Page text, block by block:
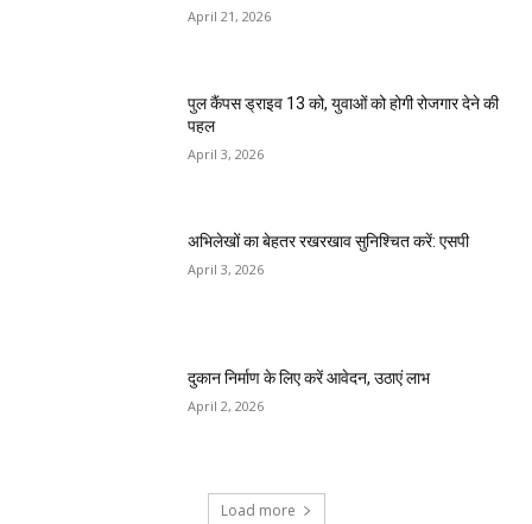
April 21, 2026
पुल कैंपस ड्राइव 13 को, युवाओं को होगी रोजगार देने की
पहल
April 3, 2026
अभिलेखों का बेहतर रखरखाव सुनिश्चित करें: एसपी
April 3, 2026
दुकान निर्माण के लिए करें आवेदन, उठाएं लाभ
April 2, 2026
Load more